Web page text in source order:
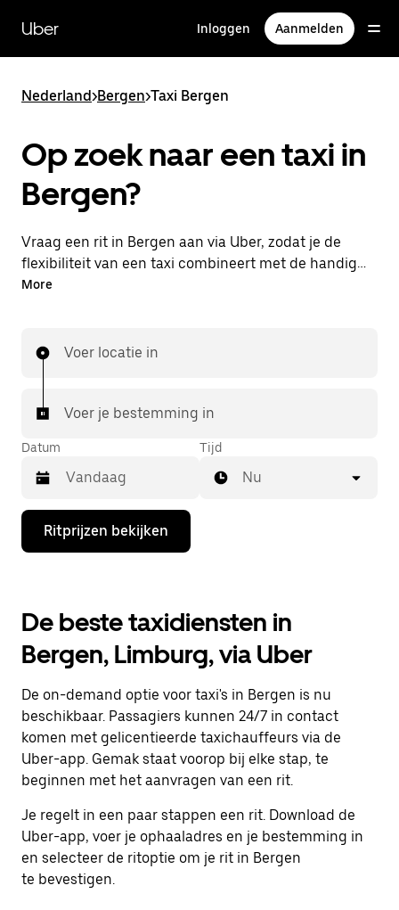
naar
hoofdinhoud
Uber Inloggen Aanmelden
Nederland>Bergen>Taxi Bergen
Op zoek naar een taxi in
Bergen?
Vraag een rit in Bergen aan via Uber, zodat je de
flexibiliteit van een taxi combineert met de handige
functies in de app. Je kunt on-demand een
Je rit is binnen handbereik.
More
Voer locatie in
Voer je bestemming in
Datum
Druk
de
de
agenda
te
openen
een
datum
te
selecteren.
Druk
op
Escape
om
agenda
te
sluiten.
Tijd
Nu
Ritprijzen bekijken
De beste taxidiensten in
Bergen, Limburg, via Uber
De on-demand optie voor taxi's in Bergen is nu
beschikbaar. Passagiers kunnen 24/7 in contact
komen met gelicentieerde taxichauffeurs via de
Uber-app. Gemak staat voorop bij elke stap, te
beginnen met het aanvragen van een rit.
Je regelt in een paar stappen een rit. Download de
Uber-app, voer je ophaaladres en je bestemming in
en selecteer de ritoptie om je rit in Bergen
te bevestigen.